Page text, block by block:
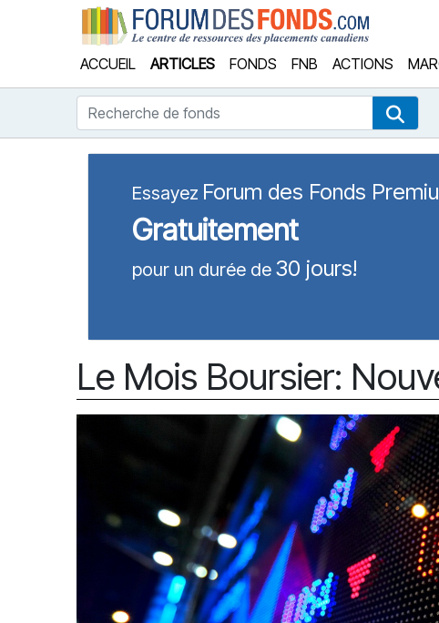
ACCUEIL ARTICLES FONDS FNB ACTIONS
Recherche de fonds
Essayez Forum des Fonds
Gratuitement
pour un durée de 30 jours!
Le Mois Boursier: